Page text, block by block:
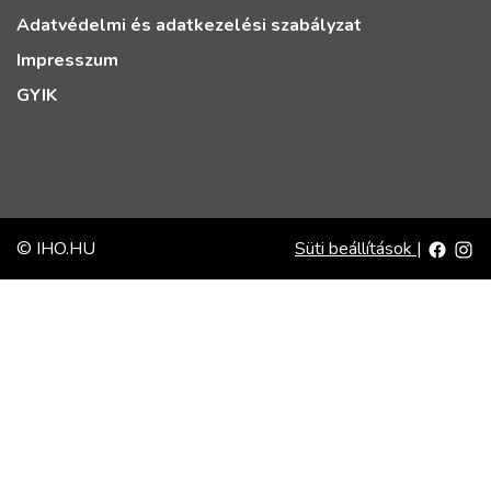
Adatvédelmi és adatkezelési szabályzat
Impresszum
GYIK
© IHO.HU Süti beállítások |